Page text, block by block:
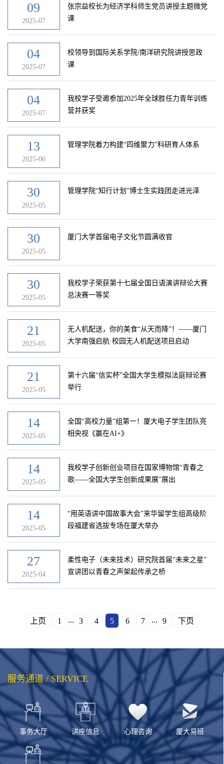
09
2025-07
张宗益校长为经济学科师生党员讲授主题微党
课
04
2025-07
校领导到国际关系学院/南洋研究院讲授思政
课
04
2025-07
我校学子受邀参加2025年全球胜任力青年训练
营并获奖
13
2025-06
管理学院着力构建“四维聚力”科研育人体系
30
2025-05
管理学院“知行计划”博士生实践团走进光泽
30
2025-05
厦门大学首届电子文化节圆满收官
30
2025-05
我校学子荣获第十七届全国日语演讲辩论大赛
总决赛一等奖
21
2025-05
无人机配送，你的美食“从天而降”！——厦门
大学南强启航·校园无人机配送项目启动
21
2025-05
第十六届“信实杯”全国大学生模拟法庭辩论赛
举行
14
2025-05
全国“高校力量”组第一！厦大电子学生团队亮
相央视《赢在AI+》
14
2025-05
我校学子创新创业项目在国家博物馆“青春之
歌——全国大学生创新成果展”展出
14
2025-05
“用英语讲中国故事大会”来华留学生组高级阶
段福建省选拔专场在厦大举办
27
2025-04
柔性电子（未来技术）研究院首届“未来之星”
宣讲团以青春之声架起传承之桥
上页 1 ... 3 4 5 6 7 ... 9 下页
服务通道 / SERVICE
事务大厅 讲座信息 心理咨询 厦大易班